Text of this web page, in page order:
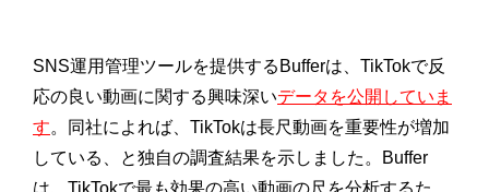
SNS運用管理ツールを提供するBufferは、TikTokで反
応の良い動画に関する興味深いデータを公開していま
す。同社によれば、TikTokは長尺動画を重要性が増加
している、と独自の調査結果を示しました。Buffer